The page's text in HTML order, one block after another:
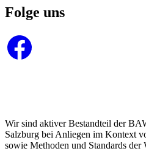
Folge uns
Facebook
Wir sind aktiver Bestandteil der
Salzburg bei Anliegen im Kontext
sowie Methoden und Standards der